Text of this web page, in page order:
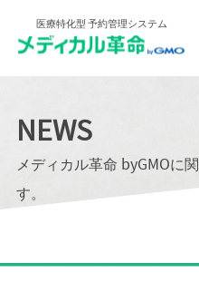
医療特化型 予約管理システム
NEWS
メディカル革命 byGMOに
す。